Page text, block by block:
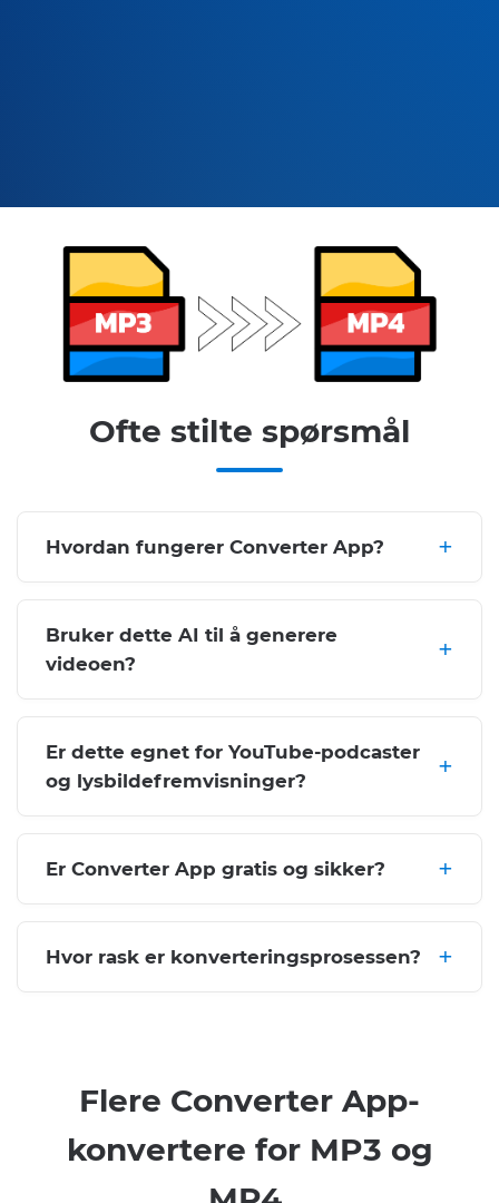
Ofte stilte spørsmål
Hvordan fungerer Converter App?
Bruker dette AI til å generere
videoen?
Er dette egnet for YouTube-podcaster
og lysbildefremvisninger?
Er Converter App gratis og sikker?
Hvor rask er konverteringsprosessen?
Flere Converter App-
konvertere for MP3 og